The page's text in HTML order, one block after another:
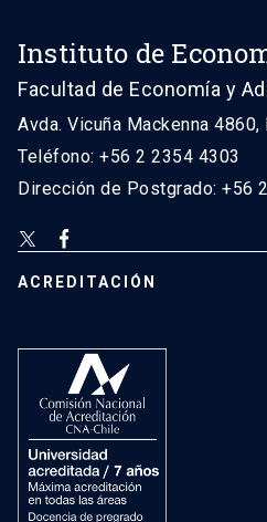
Instituto de
Facultad de Economía y
Avda. Vicuña Mackenna
Teléfono: +56 2 2354 4303
Dirección de Postgrado: +56
ACREDITACIÓN